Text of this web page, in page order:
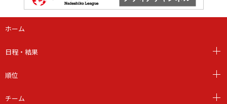
ホーム
日程・結果
順位
チーム